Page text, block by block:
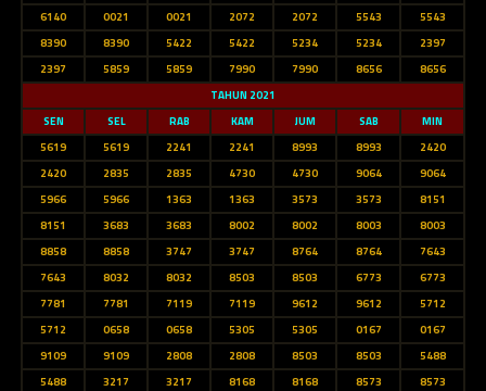
6140
0021 0021 2072 2072 5543
5543
8390
8390 5422 5422 5234 5234
2397
2397
5859 5859 7990 7990 8656
8656
TAHUN 2021
SEN
SEL RAB KAM JUM SAB
MIN
5619
5619 2241 2241 8993 8993
2420
2420
2835 2835 4730 4730 9064
9064
5966
5966 1363 1363 3573 3573
8151
8151
3683 3683 8002 8002 8003
8003
8858
8858 3747 3747 8764 8764
7643
7643
8032 8032 8503 8503 6773
6773
7781
7781 7119 7119 9612 9612
5712
5712
0658 0658 5305 5305 0167
0167
9109
9109 2808 2808 8503 8503
5488
5488
3217 3217 8168 8168 8573
8573